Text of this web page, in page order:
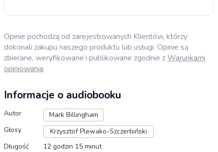
Opinie pochodzą od zarejestrowanych Klientów, którzy
dokonali zakupu naszego produktu lub usługi. Opinie są
zbierane, weryfikowane i publikowane zgodnie zWarunkami
opiniowania.
Informacje o audiobooku
Autor
Mark Billingham
Głosy
Krzysztof Plewako-Szczerbiński
Długość
12 godzin 15 minut